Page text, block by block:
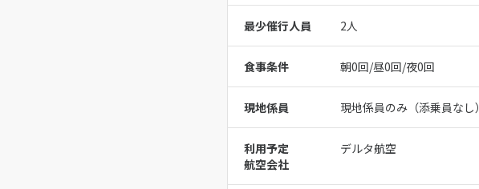
最少催行人員 2人
食事条件 朝0回/昼0回/夜0回
現地係員 現地係員のみ（添乗員なし）
利用予定
航空会社
デルタ航空